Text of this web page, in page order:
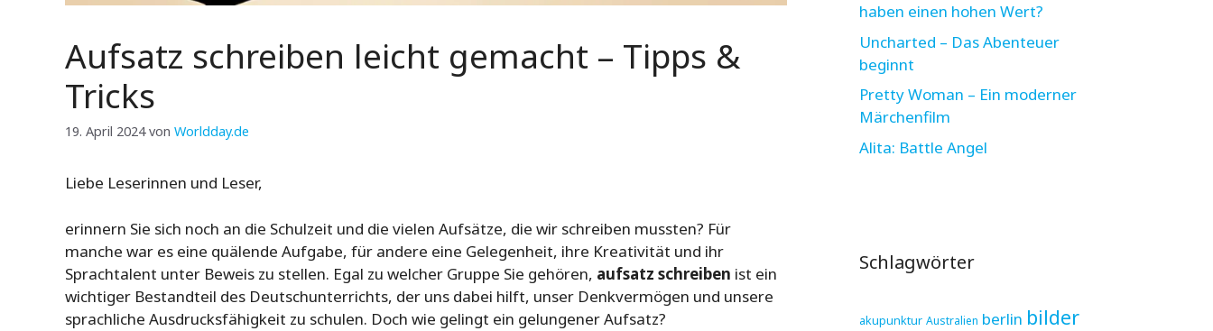
Aufsatz schreiben leicht gemacht – Tipps &
Tricks
19. April 2024 von Worldday.de
Liebe Leserinnen und Leser,
erinnern Sie sich noch an die Schulzeit und die vielen Aufsätze, die wir schreiben mussten? Für
manche war es eine quälende Aufgabe, für andere eine Gelegenheit, ihre Kreativität und ihr
Sprachtalent unter Beweis zu stellen. Egal zu welcher Gruppe Sie gehören, aufsatz schreiben ist ein
wichtiger Bestandteil des Deutschunterrichts, der uns dabei hilft, unser Denkvermögen und unsere
sprachliche Ausdrucksfähigkeit zu schulen. Doch wie gelingt ein gelungener Aufsatz?
haben einen hohen Wert?
Uncharted – Das Abenteuer
beginnt
Pretty Woman – Ein moderner
Märchenfilm
Alita: Battle Angel
Schlagwörter
akupunktur Australien berlin bilder